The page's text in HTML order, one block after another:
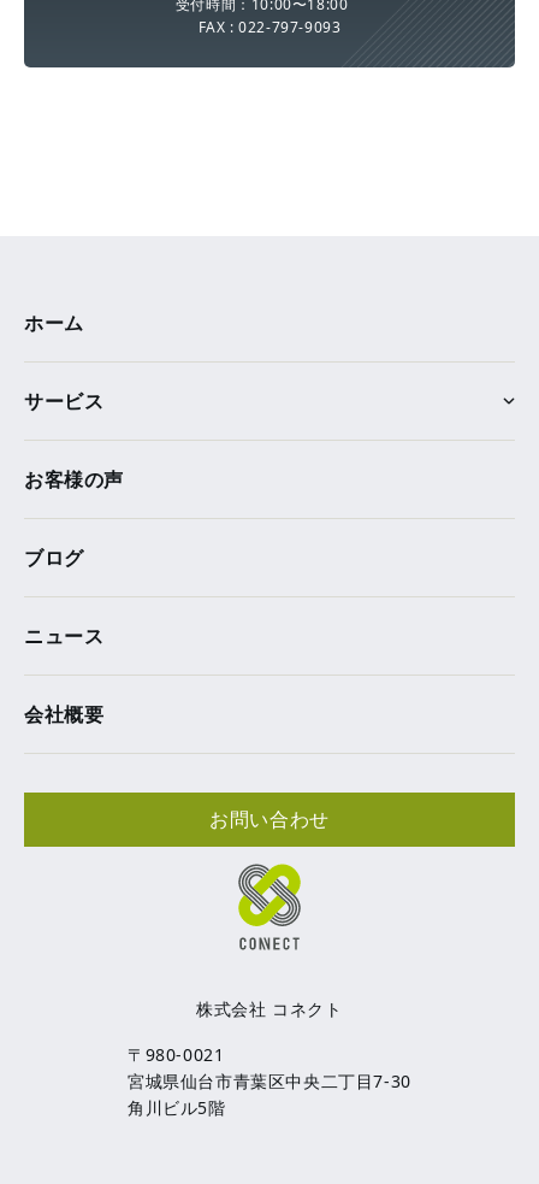
FAX : 022-797-9093
株式会社 コネクト
〒980-0021
宮城県仙台市青葉区中央二丁目7-30
角川ビル5階
ホーム
サービス
お客様の声
ブログ
ニュース
会社概要
お問い合わせ